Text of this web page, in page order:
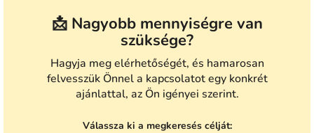
📩 Nagyobb mennyiségre van
szüksége?
Hagyja meg elérhetőségét, és hamarosan
felvesszük Önnel a kapcsolatot egy konkrét
ajánlattal, az Ön igényei szerint.
Válassza ki a megkeresés célját: